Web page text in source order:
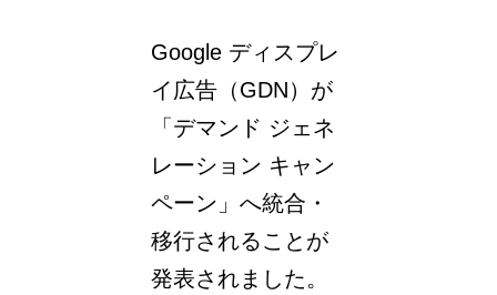
入
札
の
挙
動
変
更
Google ディスプレ
イ広告（GDN）が
「デマンド ジェネ
レーション キャン
ペーン」へ統合・
移行されることが
発表されました。